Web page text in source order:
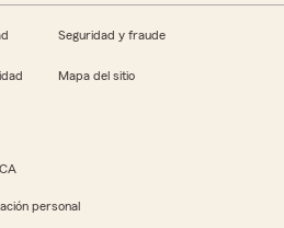
Seguridad y fraude
Mapa del sitio
personal